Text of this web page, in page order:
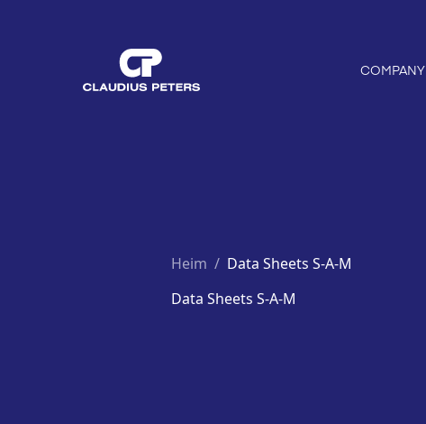
COMPANY
Heim / Data Sheets S-A-M
Data Sheets S-A-M